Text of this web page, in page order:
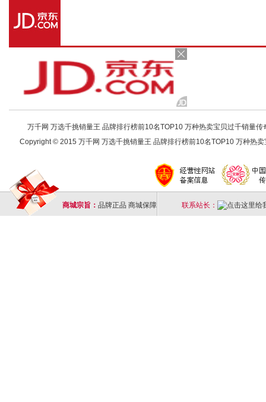
万千网 万选千挑销量王 品牌排行榜前10名TOP10 万种热卖宝贝过千销量
Copyright © 2015 万千网 万选千挑销量王 品牌排行榜前10名TOP10 万种热
商城宗旨： 品牌正品 商城保障 联系站长：